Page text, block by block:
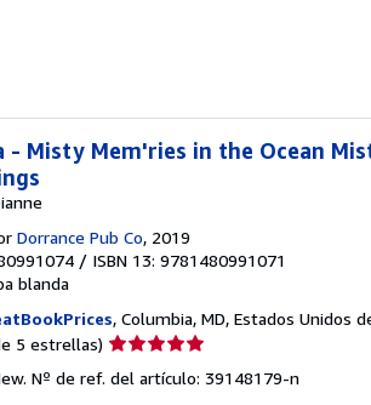
- Misty Mem'ries in the Ocean
Dorrance Pub Co, 2019
/ ISBN 13: 9781480991071
blanda
, Columbia, MD, Estados Unidos
5 estrellas) Calificación
vendedor:
Nº de ref. del artículo: 39148179-n